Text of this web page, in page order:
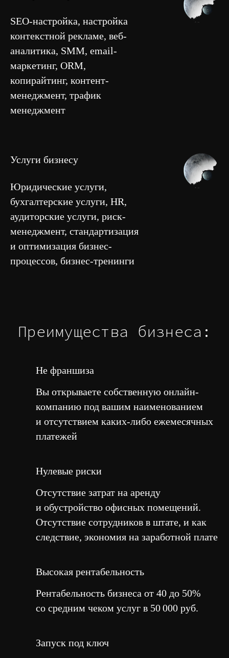
SEO-настройка, настройка
контекстной рекламе, веб-
аналитика, SMM, email-
маркетинг, ORM,
копирайтинг, контент-
менеджмент, трафик
менеджмент
Услуги бизнесу
Юридические услуги,
бухгалтерские услуги, HR,
аудиторские услуги, риск-
менеджмент, стандартизация
и оптимизация бизнес-
процессов, бизнес-тренинги
Преимущества бизнеса:
Не франшиза
Вы открываете собственную онлайн-
компанию под вашим наименованием
и отсутствием каких-либо ежемесячных
платежей
Нулевые риски
Отсутствие затрат на аренду
и обустройство офисных помещений.
Отсутствие сотрудников в штате, и как
следствие, экономия на заработной плате
Высокая рентабельность
Рентабельность бизнеса от 40 до 50%
со средним чеком услуг в 50 000 руб.
Запуск под ключ